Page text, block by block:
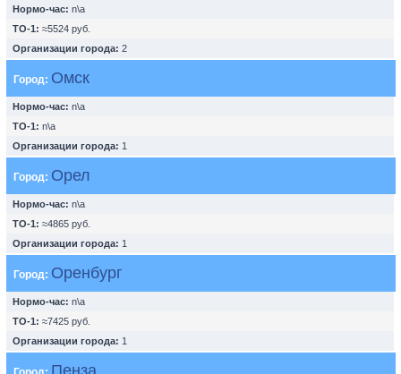
Нормо-час: n\a
ТО-1: ≈5524 руб.
Организации города: 2
Город: Омск
Нормо-час: n\a
ТО-1: n\a
Организации города: 1
Город: Орел
Нормо-час: n\a
ТО-1: ≈4865 руб.
Организации города: 1
Город: Оренбург
Нормо-час: n\a
ТО-1: ≈7425 руб.
Организации города: 1
Пенза